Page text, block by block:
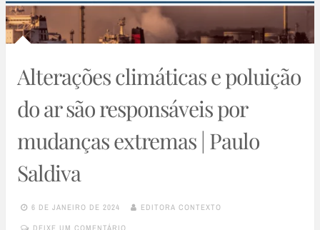
Alterações climáticas e poluição
do ar são responsáveis por
mudanças extremas | Paulo
Saldiva
6 DE JANEIRO DE 2024 EDITORA CONTEXTO
DEIXE UM COMENTÁRIO